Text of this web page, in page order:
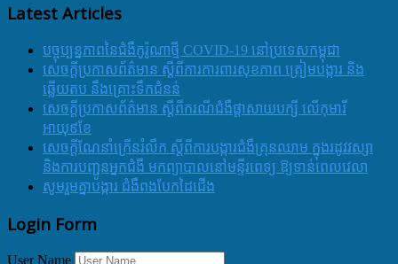
Latest Articles
បច្ចុប្បន្នភាពនៃជំងឺកូរ៉ូណាថ្មី COVID-19 នៅប្រទេសកម្ពុជា
សេចក្តីប្រកាសព័ត៌មាន ស្តីពីការការពារសុខភាព ត្រៀមបង្ការ និង
ឆ្លើយតប នឹងគ្រោះទឹកជំនន់
សេចក្តីប្រកាសព័ត៌មាន ស្តីពីករណីជំងឺផ្តាសាយបក្សី លើកុមារី
អាយុ៩ខែ
សេចក្ដីណែនាំក្រើនរំលឹក ស្ដីពីការបង្ការជំងឺគ្រុនឈាម ក្នុងរដូវវស្សា
និងការបញ្ជូនអ្នកជំងឺ មកព្យាបាលនៅមន្ទីរពេទ្យ ឱ្យទាន់ពេលវេលា
សូមរួមគ្នាបង្ការ ជំងឺពងបែកដៃជើង
Login Form
User Name